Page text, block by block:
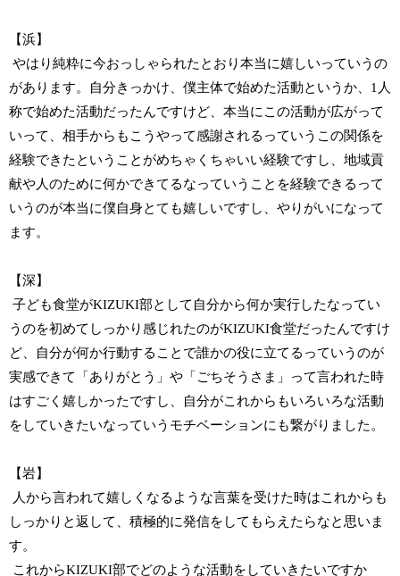
【浜】
やはり純粋に今おっしゃられたとおり本当に嬉しいっていうの
があります。自分きっかけ、僕主体で始めた活動というか、1人
称で始めた活動だったんですけど、本当にこの活動が広がって
いって、相手からもこうやって感謝されるっていうこの関係を
経験できたということがめちゃくちゃいい経験ですし、地域貢
献や人のために何かできてるなっていうことを経験できるって
いうのが本当に僕自身とても嬉しいですし、やりがいになって
ます。
【深】
子ども食堂がKIZUKI部として自分から何か実行したなってい
うのを初めてしっかり感じれたのがKIZUKI食堂だったんですけ
ど、自分が何か行動することで誰かの役に立てるっていうのが
実感できて「ありがとう」や「ごちそうさま」って言われた時
はすごく嬉しかったですし、自分がこれからもいろいろな活動
をしていきたいなっていうモチベーションにも繋がりました。
【岩】
人から言われて嬉しくなるような言葉を受けた時はこれからも
しっかりと返して、積極的に発信をしてもらえたらなと思いま
す。
これからKIZUKI部でどのような活動をしていきたいですか